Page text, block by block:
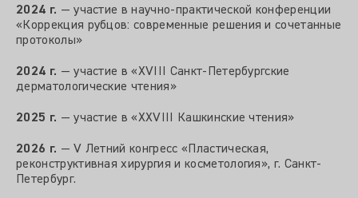
2024 г. — участие в научно-практической конференции
«Коррекция рубцов: современные решения и сочетанные
протоколы»
2024 г. — участие в «XVIII Санкт-Петербургские
дерматологические чтения»
2025 г. — участие в «XXVIII Кашкинские чтения»
2026 г. — V Летний конгресс «Пластическая,
реконструктивная хирургия и косметология», г. Санкт-
Петербург.